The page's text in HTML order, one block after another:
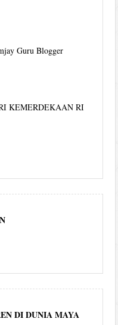
Guru Blogger
KEMERDEKAAN RI
DI DUNIA MAYA